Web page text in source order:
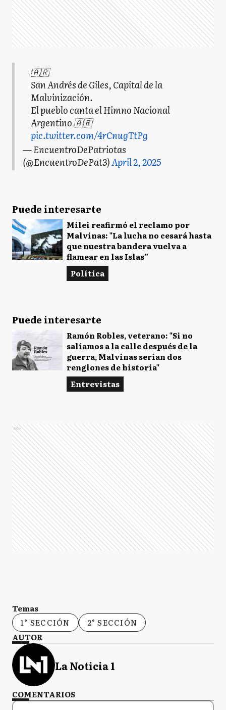
🇦🇷
San Andrés de Giles, Capital de la
Malvinización.
El pueblo canta el Himno Nacional
Argentino 🇦🇷
pic.twitter.com/4rCnugTtPg
— EncuentroDePatriotas
(@EncuentroDePat3)April 2, 2025
Puede interesarte
Milei reafirmó el reclamo por
Malvinas: "La lucha no cesará hasta
que nuestra bandera vuelva a
flamear en las Islas”
Política
Puede interesarte
Ramón Robles, veterano: "Si no
salíamos a la calle después de la
guerra, Malvinas serían dos
renglones de historia"
Entrevistas
Ads
Temas
1° SECCIÓN
2° SECCIÓN
AUTOR
La Noticia 1
COMENTARIOS